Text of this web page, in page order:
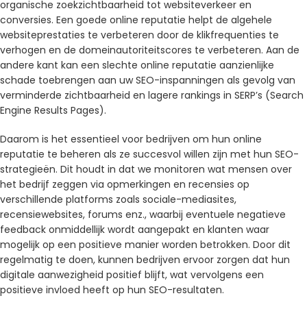
organische zoekzichtbaarheid tot websiteverkeer en
conversies. Een goede online reputatie helpt de algehele
websiteprestaties te verbeteren door de klikfrequenties te
verhogen en de domeinautoriteitscores te verbeteren. Aan de
andere kant kan een slechte online reputatie aanzienlijke
schade toebrengen aan uw SEO-inspanningen als gevolg van
verminderde zichtbaarheid en lagere rankings in SERP’s (Search
Engine Results Pages).
Daarom is het essentieel voor bedrijven om hun online
reputatie te beheren als ze succesvol willen zijn met hun SEO-
strategieën. Dit houdt in dat we monitoren wat mensen over
het bedrijf zeggen via opmerkingen en recensies op
verschillende platforms zoals sociale-mediasites,
recensiewebsites, forums enz., waarbij eventuele negatieve
feedback onmiddellijk wordt aangepakt en klanten waar
mogelijk op een positieve manier worden betrokken. Door dit
regelmatig te doen, kunnen bedrijven ervoor zorgen dat hun
digitale aanwezigheid positief blijft, wat vervolgens een
positieve invloed heeft op hun SEO-resultaten.